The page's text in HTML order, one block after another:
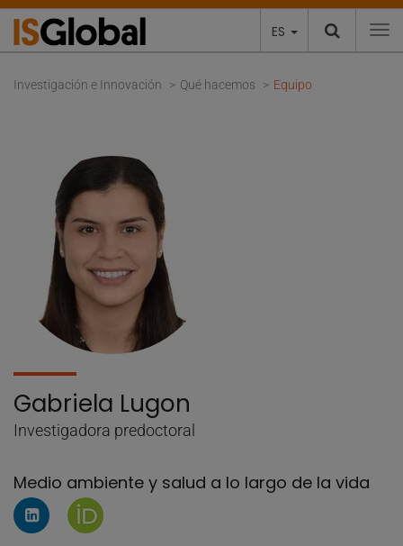
ES
Investigación e Innovación Qué hacemos Equipo
Gabriela Lugon
Investigadora predoctoral
Medio ambiente y salud a lo largo de la vida
Perfil de Linkedin de Gabriela Lugon